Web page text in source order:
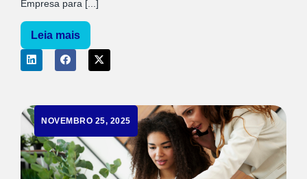
Empresa para [...]
Leia mais
NOVEMBRO 25, 2025